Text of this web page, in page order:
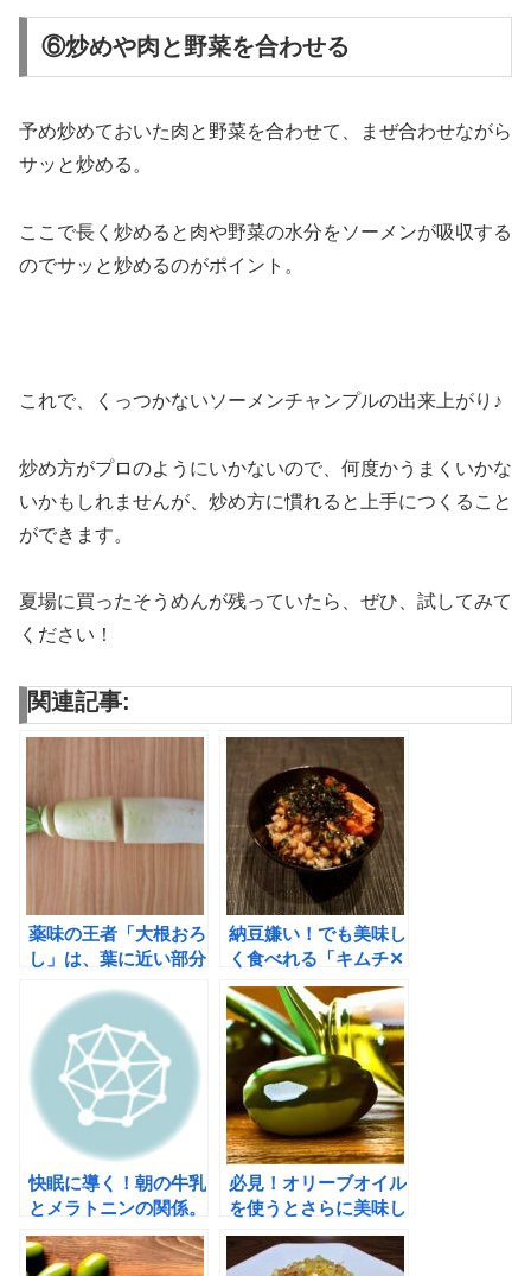
⑥炒めや肉と野菜を合わせる
予め炒めておいた肉と野菜を合わせて、まぜ合わせながら
サッと炒める。
ここで長く炒めると肉や野菜の水分をソーメンが吸収する
のでサッと炒めるのがポイント。
これで、くっつかないソーメンチャンプルの出来上がり♪
炒め方がプロのようにいかないので、何度かうまくいかな
いかもしれませんが、炒め方に慣れると上手につくること
ができます。
夏場に買ったそうめんが残っていたら、ぜひ、試してみて
ください！
関連記事:
薬味の王者「大根おろ
し」は、葉に近い部分
素、辛味の関係
納豆嫌い！でも美味し
く食べれる「キムチ✕
オリーブオイル」健
康、美容効果も最強の
組み合わせ
快眠に導く！朝の牛乳
とメラトニンの関係。
「寝る前のホットミル
ク」はうそ？
必見！オリーブオイル
を使うとさらに美味し
くなる料理おすすめ